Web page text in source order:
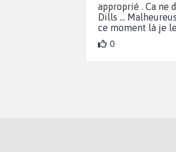
approprié . Ca ne
Dills ...
ce moment là je
0